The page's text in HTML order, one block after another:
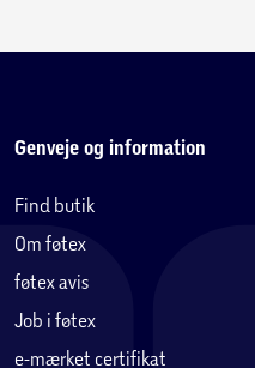
Genveje og information
Find butik
Om føtex
føtex avis
Job i føtex
e-mærket certifikat